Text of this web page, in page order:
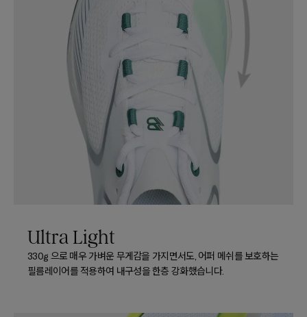
Ultra Light
330g 으로 매우 가벼운 무게감을 가지면서도, 어퍼 메쉬를 보호하는
필름레이어를 적용하여 내구성을 한층 강화했습니다.